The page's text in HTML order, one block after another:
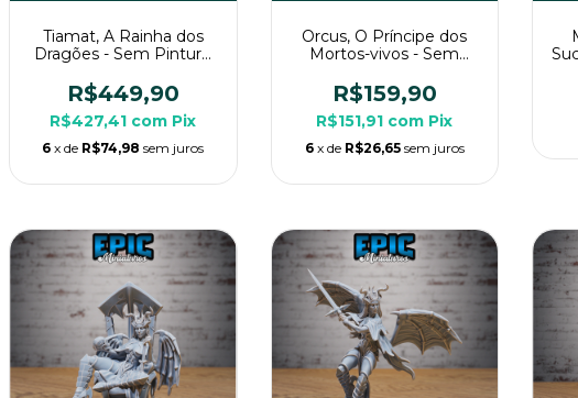
Tiamat, A Rainha dos
Dragões - Sem Pintura,
Para Rpg de Mesa
R$449,90
R$427,41 com Pix
6 x de R$74,98 sem juros
Orcus, O Príncipe dos
Mortos-vivos - Sem
Enorme Para Rpg de
Mesa
R$159,90
R$151,91 com Pix
6 x de R$26,65 sem juros